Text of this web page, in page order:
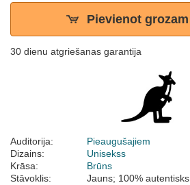
Pievienot grozam
30 dienu atgriešanas garantija
Auditorija:
Pieaugušajiem
Dizains:
Unisekss
Krāsa:
Brūns
Stāvoklis:
Jauns; 100% autentisks